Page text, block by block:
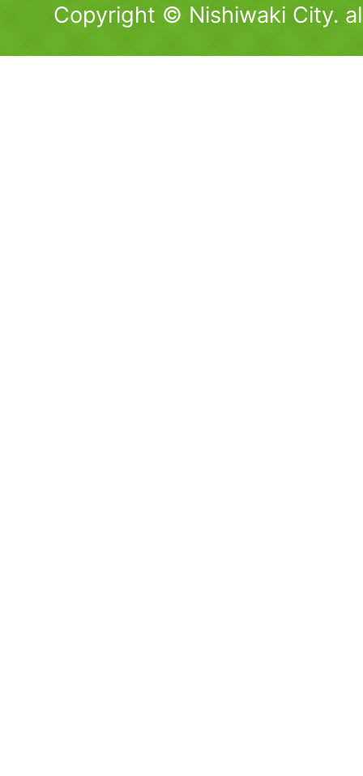
Copyright © Nishiwaki City.